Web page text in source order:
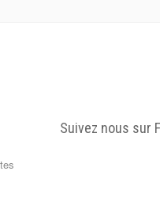
Suivez nous sur